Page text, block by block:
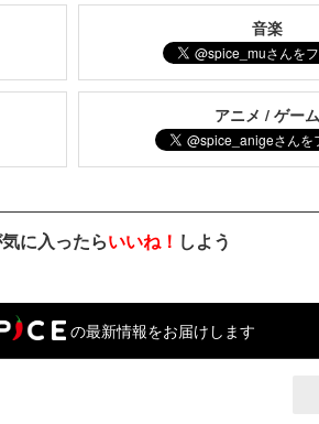
音楽
アニメ / ゲー
に入ったらいいね！ しよう
の最新情報をお届けします